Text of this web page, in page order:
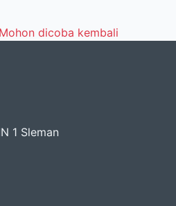
Mohon dicoba kembali
1 Sleman